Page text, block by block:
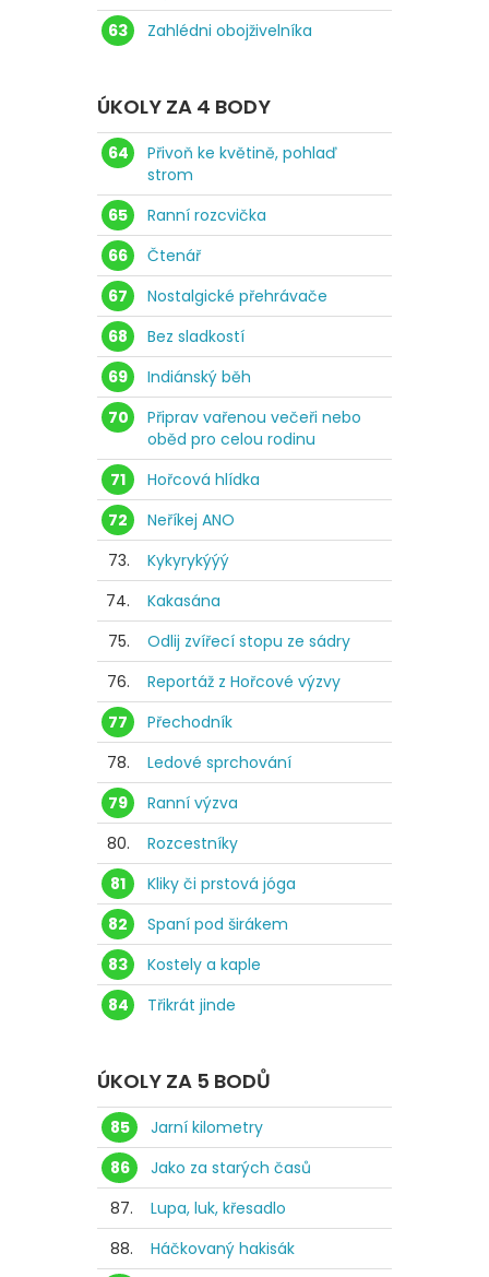
63
Zahlédni obojživelníka
ÚKOLY ZA 4 BODY
64
Přivoň ke květině, pohlaď
strom
65
Ranní rozcvička
66
Čtenář
67
Nostalgické přehrávače
68
Bez sladkostí
69
Indiánský běh
70
Připrav vařenou večeři nebo
oběd pro celou rodinu
71
Hořcová hlídka
72
Neříkej ANO
73.
Kykyrykýýý
74.
Kakasána
75.
Odlij zvířecí stopu ze sádry
76.
Reportáž z Hořcové výzvy
77
Přechodník
78.
Ledové sprchování
79
Ranní výzva
80.
Rozcestníky
81
Kliky či prstová jóga
82
Spaní pod širákem
83
Kostely a kaple
84
Třikrát jinde
ÚKOLY ZA 5 BODŮ
85
Jarní kilometry
86
Jako za starých časů
87.
Lupa, luk, křesadlo
88.
Háčkovaný hakisák